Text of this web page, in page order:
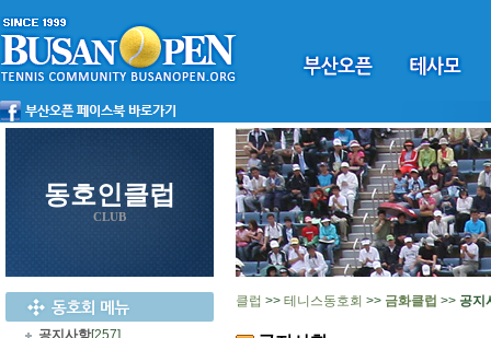
동호인클럽
CLUB
공지사항[257]
클럽 >> 테니스동호회 >> 금화클럽 >> 공지